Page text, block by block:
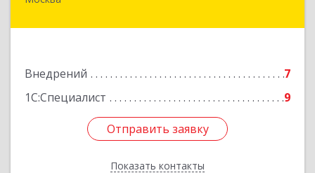
Внедрений
7
1С:Специалист
9
Отправить заявку
Показать контакты
Отправить заявку
Назад